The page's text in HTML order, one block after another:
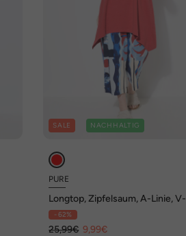
SALE NACHHALTIG
PURE
Longtop, Zipfelsaum, A-Linie, V-
Ausschnitt, Biobaumwolle
- 62%
25,99€ 9,99€